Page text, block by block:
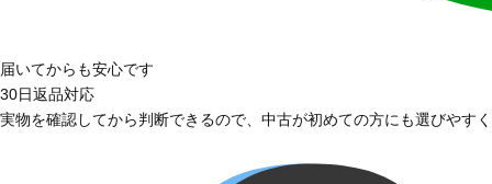
届いてからも安心です
30日返品対応
実物を確認してから判断できるので、中古が初めての方にも選びやす